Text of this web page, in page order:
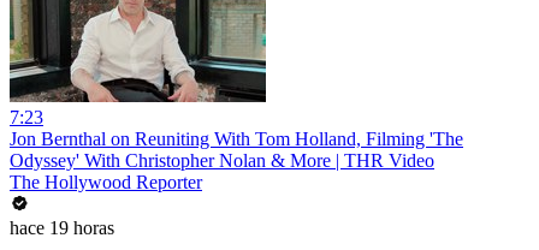
7:23
Jon Bernthal on Reuniting With Tom Holland, Filming 'The
Odyssey' With Christopher Nolan & More | THR Video
The Hollywood Reporter
hace 19 horas